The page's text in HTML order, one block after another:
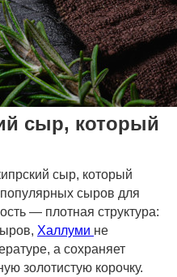
сыр, который
сыр, который
сыров для
— плотная структура:
Халлуми не
а сохраняет
золотистую корочку.